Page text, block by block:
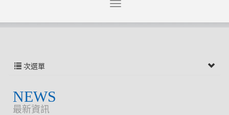
次選單
NEWS
最新資訊